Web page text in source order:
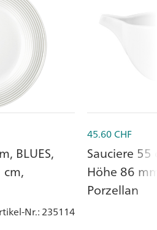
BLUES,
Nr.: 235114
45.60CHF
Sauciere 55
Höhe 86
Porzellan